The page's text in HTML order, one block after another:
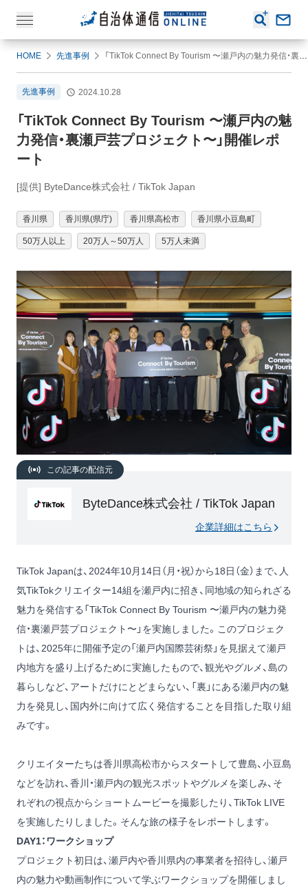
HOME 先進事例 「TikTok Connect By Tourism 〜瀬戸内の魅力発信・裏瀬戸芸プロジェクト〜」開催レポート
先進事例 2024.10.28
「TikTok Connect By Tourism 〜瀬戸内の魅
力発信・裏瀬戸芸プロジェクト〜」開催レポ
ート
[提供] ByteDance株式会社 / TikTok Japan
香川県 香川県(県庁) 香川県高松市 香川県小豆島町
50万人以上 20万人～50万人 5万人未満
この記事の配信元
ByteDance株式会社 / TikTok Japan
企業詳細はこちら
TikTok Japanは、2024年10月14日（月・祝）から18日（金）まで、人
気TikTokクリエイター14組を瀬戸内に招き、同地域の知られざる
魅力を発信する「TikTok Connect By Tourism 〜瀬戸内の魅力発
信・裏瀬戸芸プロジェクト〜」を実施しました。このプロジェク
トは、2025年に開催予定の「瀬戸内国際芸術祭」を見据えて瀬戸
内地方を盛り上げるために実施したもので、観光やグルメ、島の
暮らしなど、アートだけにとどまらない、「裏」にある瀬戸内の魅
力を発見し、国内外に向けて広く発信することを目指した取り組
みです。
クリエイターたちは香川県高松市からスタートして豊島、小豆島
などを訪れ、香川・瀬戸内の観光スポットやグルメを楽しみ、そ
れぞれの視点からショートムービーを撮影したり、TikTok LIVE
を実施したりしました。そんな旅の様子をレポートします。
DAY1：ワークショップ
プロジェクト初日は、瀬戸内や香川県内の事業者を招待し、瀬戸
内の魅力や動画制作について学ぶワークショップを開催しまし